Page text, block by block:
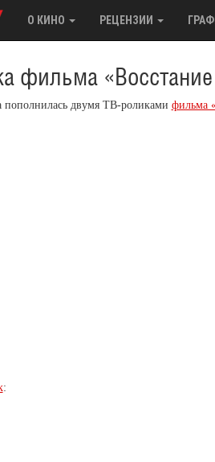
О КИНО РЕЦЕНЗИИ
фильма «Восстание
пополнилась двумя ТВ-роликами фильма
: